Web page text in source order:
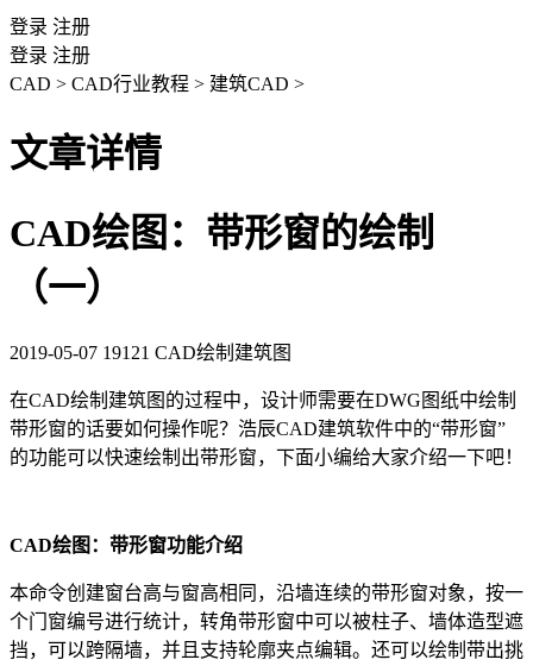
登录 注册
登录 注册
CAD > CAD行业教程 > 建筑CAD >
文章详情
CAD绘图：带形窗的绘制
（一）
2019-05-07 19121 CAD绘制建筑图
在CAD绘制建筑图的过程中，设计师需要在DWG 图纸中绘制
带形窗的话要如何操作呢？浩辰CAD建筑软件中的“带形窗”
的功能可以快速绘制出带形窗，下面小编给大家介绍一下吧！
CAD绘图 ：带形窗功能介绍
本命令创建窗台高与窗高相同，沿墙连续的带形窗对象，按一
个门窗编号进行统计，转角带形窗中可以被柱子、墙体造型遮
挡，可以跨隔墙，并且支持轮廓夹点编辑。还可以绘制带出挑